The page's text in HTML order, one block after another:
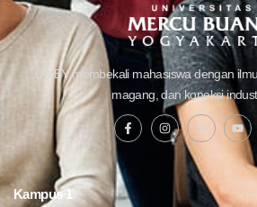
UMBY membekali mahasiswa dengan
magang, dan koneksi
Kampus 1